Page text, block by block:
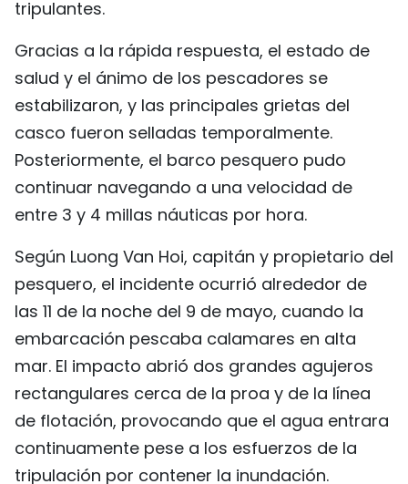
tripulantes.
Gracias a la rápida respuesta, el estado de
salud y el ánimo de los pescadores se
estabilizaron, y las principales grietas del
casco fueron selladas temporalmente.
Posteriormente, el barco pesquero pudo
continuar navegando a una velocidad de
entre 3 y 4 millas náuticas por hora.
Según Luong Van Hoi, capitán y propietario del
pesquero, el incidente ocurrió alrededor de
las 11 de la noche del 9 de mayo, cuando la
embarcación pescaba calamares en alta
mar. El impacto abrió dos grandes agujeros
rectangulares cerca de la proa y de la línea
de flotación, provocando que el agua entrara
continuamente pese a los esfuerzos de la
tripulación por contener la inundación.